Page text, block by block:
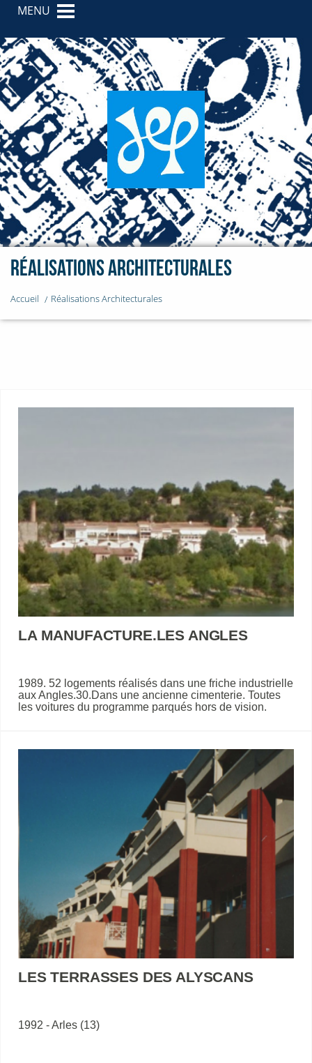
MENU
Réalisations Architecturales
Accueil Réalisations Architecturales
LA MANUFACTURE.LES ANGLES
1989. 52 logements réalisés dans une friche industrielle
aux Angles.30.Dans une ancienne cimenterie. Toutes
les voitures du programme parqués hors de vision.
LES TERRASSES DES ALYSCANS
1992 - Arles (13)